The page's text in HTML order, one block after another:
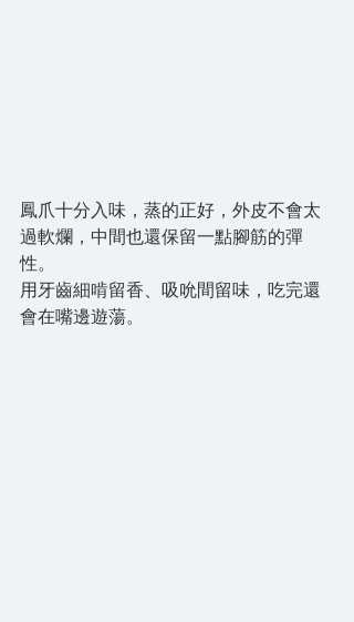
鳳爪十分入味，蒸的正好，外皮不會太
過軟爛，中間也還保留一點腳筋的彈
性。
用牙齒細啃留香、吸吮間留味，吃完還
會在嘴邊遊蕩。